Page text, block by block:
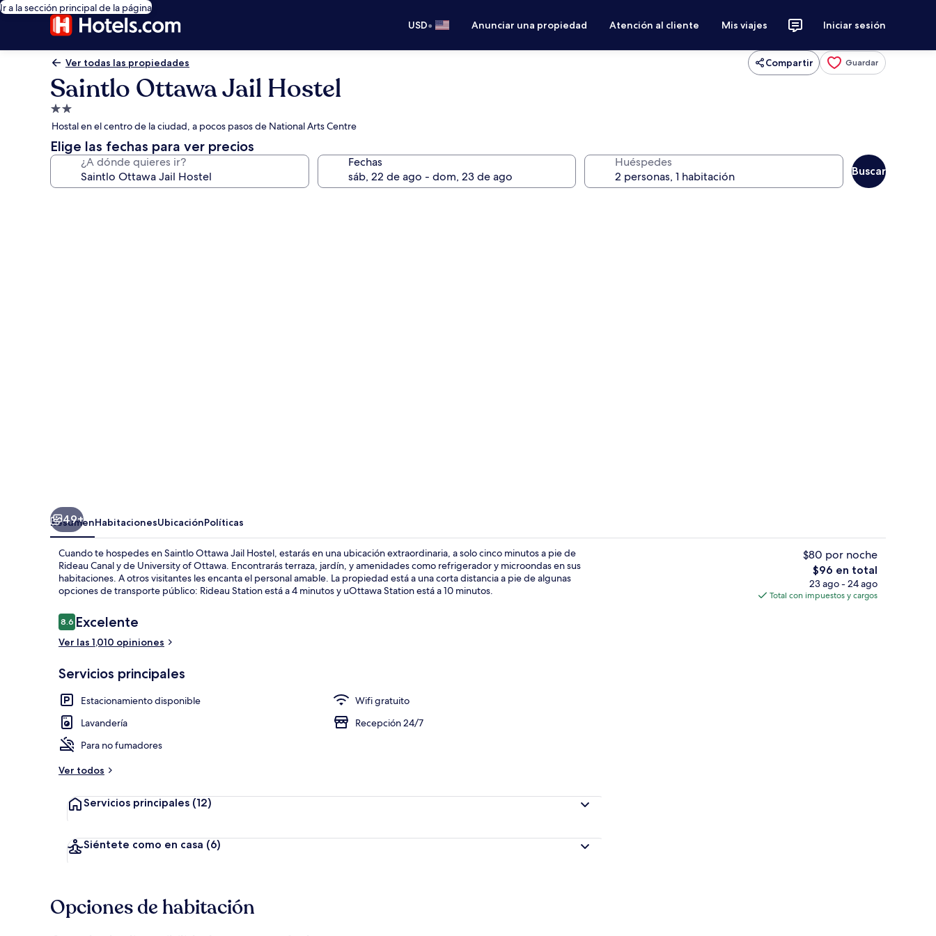
Ir a la sección principal de la página
USD• Anunciar una propiedad Atención al cliente Mis viajes Iniciar sesión
Ver todas las propiedades Compartir Guardar
Saintlo Ottawa Jail Hostel
Propiedad
de
2.0
estrellas
Hostal en el centro de la ciudad, a pocos pasos de National Arts Centre
Elige las fechas para ver precios
¿A dónde quieres ir? Fechas Huéspedes
Buscar
Área de sala de estar
49+
ResumenHabitacionesUbicaciónPolíticas
Cuando te hospedes en Saintlo Ottawa Jail Hostel, estarás en una ubicación extraordinaria, a solo cinco minutos a pie de
Rideau Canal y de University of Ottawa. Encontrarás terraza, jardín, y amenidades como refrigerador y microondas en sus
habitaciones. A otros visitantes les encanta el personal amable. La propiedad está a una corta distancia a pie de algunas
opciones de transporte público: Rideau Station está a 4 minutos y uOttawa Station está a 10 minutos.
Opiniones
8.68.6 de 10,
Excelente
Ver las 1,010 opiniones
Servicios principales
Estacionamiento disponible
Wifi gratuito
Lavandería
Recepción 24/7
Para no fumadores
Ver todos
Servicios principales (12)
Siéntete como en casa (6)
$80 por noche
El
precio
total
$96 en total
23 ago - 24 ago
Total con impuestos y cargos
Opciones de habitación